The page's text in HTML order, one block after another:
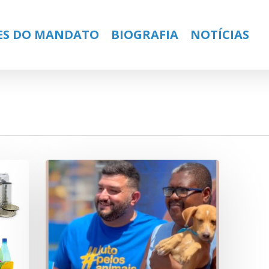
DO MANDATO BIOGRAFIA NOTÍCIAS